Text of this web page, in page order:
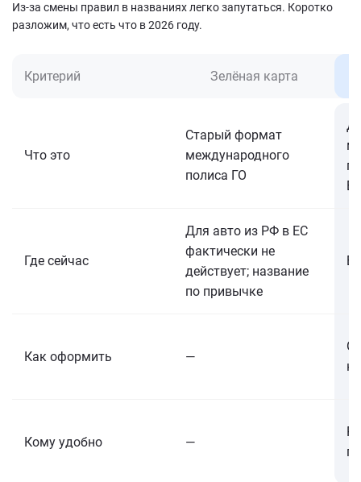
Из-за смены правил в названиях легко запутаться. Коротко
разложим, что есть что в 2026 году.
Критерий Зелёная карта
Что это
Старый формат
международного
полиса ГО
Где сейчас
Для авто из РФ в ЕС
фактически не
действует; название
по привычке
Как оформить —
Кому удобно —